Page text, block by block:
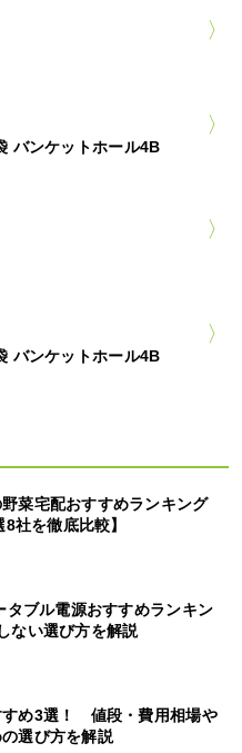
バンケットホール4B
バンケットホール4B
菜宅配おすすめランキング
社を徹底比較】
タブル電源おすすめランキン
ない選び方を解説
すめ3選！ 値段・費用相場や
選び方を解説